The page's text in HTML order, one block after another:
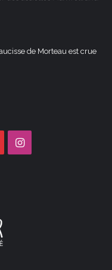
de Morteau est crue
Instagram